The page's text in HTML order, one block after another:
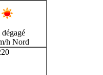
h Nord